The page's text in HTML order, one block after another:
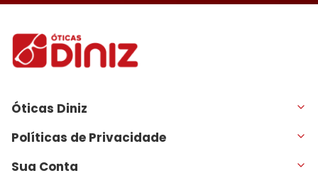
Óticas Diniz
Políticas de Privacidade
Sua Conta